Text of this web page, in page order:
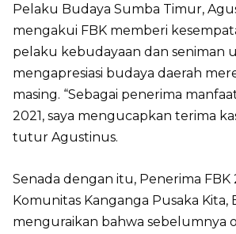
Pelaku Budaya Sumba Timur,
mengakui FBK memberi
pelaku kebudayaan dan seniman
mengapresiasi budaya daerah
masing. “Sebagai penerima
2021, saya mengucapkan terima
tutur Agustinus.
Senada dengan itu, Penerima FBK
Komunitas Kanganga Pusaka Kita,
menguraikan bahwa sebelumnya